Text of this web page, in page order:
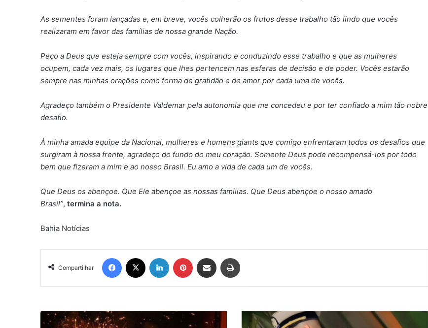
As sementes foram lançadas e, em breve, vocês colherão os frutos desse trabalho tão lindo que vocês
realizaram em favor das famílias de nossa grande Nação.
Peço a Deus que esteja sempre com vocês, inspirando e conduzindo esse trabalho e que as mulheres
ocupem, cada vez mais, os lugares que lhes pertencem nas esferas de decisão e de poder. Vocês estarão
sempre nas minhas orações como forma de gratidão e de amor por cada uma de vocês.
Agradeço também o Presidente Valdemar pela autonomia que me concedeu e por ter confiado a mim tão nobre
desafio.
À minha amada equipe da Nacional, mulheres e homens giants que comigo enfrentaram todos os desafios que
surgiram à nossa frente, agradeço do fundo do meu coração. Somente Deus pode recompensá-los por todo
bem que fizeram a mim e ao nosso Brasil. Eu amo a vida de cada um de vocês.
Que Deus os abençoe. Que Ele abençoe as nossas famílias. Que Deus abençoe o nosso amado
Brasil”,termina a nota.
Bahia Notícias
Compartilhar
Facebook Linkedin Pinterest Compartilhar via e-mail
Projeto
na
Gandu:
Esposa